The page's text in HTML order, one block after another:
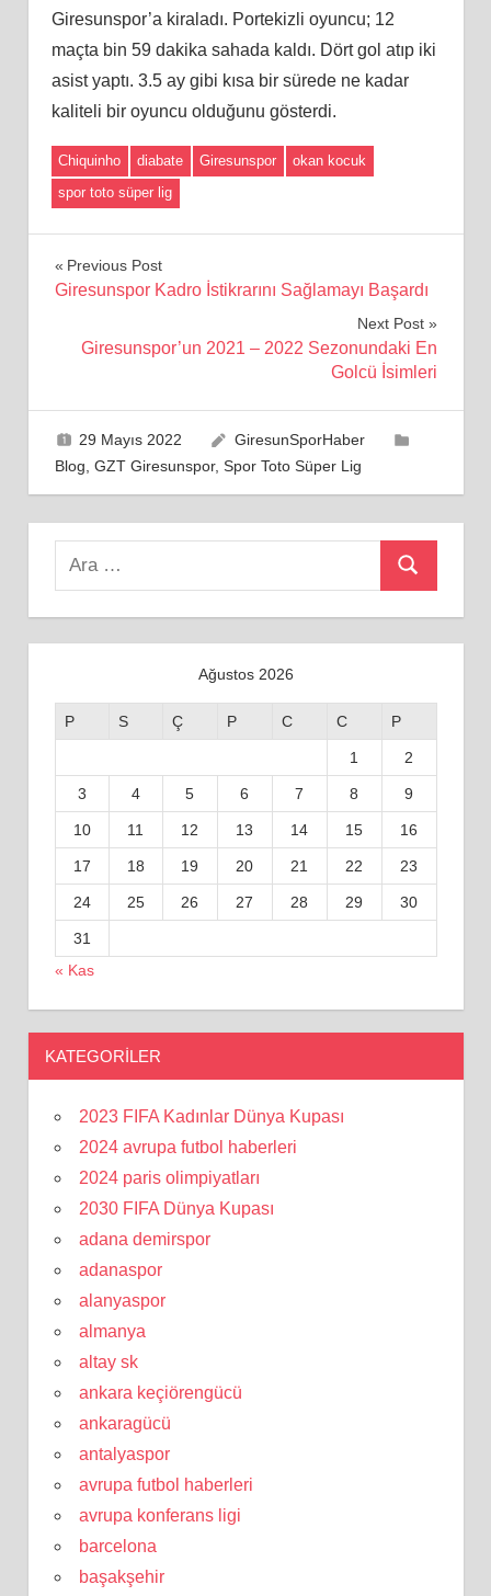
Giresunspor’a kiraladı. Portekizli oyuncu; 12
maçta bin 59 dakika sahada kaldı. Dört gol atıp iki
asist yaptı. 3.5 ay gibi kısa bir sürede ne kadar
kaliteli bir oyuncu olduğunu gösterdi.
Chiquinho diabate Giresunspor
okan kocuk
spor toto süper lig
Yazı
Previous Post
Giresunspor Kadro İstikrarını Sağlamayı Başardı
Next Post
Giresunspor’un 2021 – 2022 Sezonundaki En
Golcü İsimleri
29 Mayıs 2022
GiresunSporHaber
Blog GZT Giresunspor, Spor Toto Süper Lig
Search
Ara
Ağustos 2026
P S Ç P C C P
1 2
3 4 5 6 7 8 9
10 11 12 13 14 15 16
17 18 19 20 21 22 23
24 25 26 27 28 29 30
31
« Kas
KATEGORILER
2023 FIFA Kadınlar Dünya Kupası
2024 avrupa futbol haberleri
2024 paris olimpiyatları
2030 FIFA Dünya Kupası
adana demirspor
adanaspor
alanyaspor
almanya
altay sk
ankara keçiörengücü
ankaragücü
antalyaspor
avrupa futbol haberleri
avrupa konferans ligi
barcelona
başakşehir